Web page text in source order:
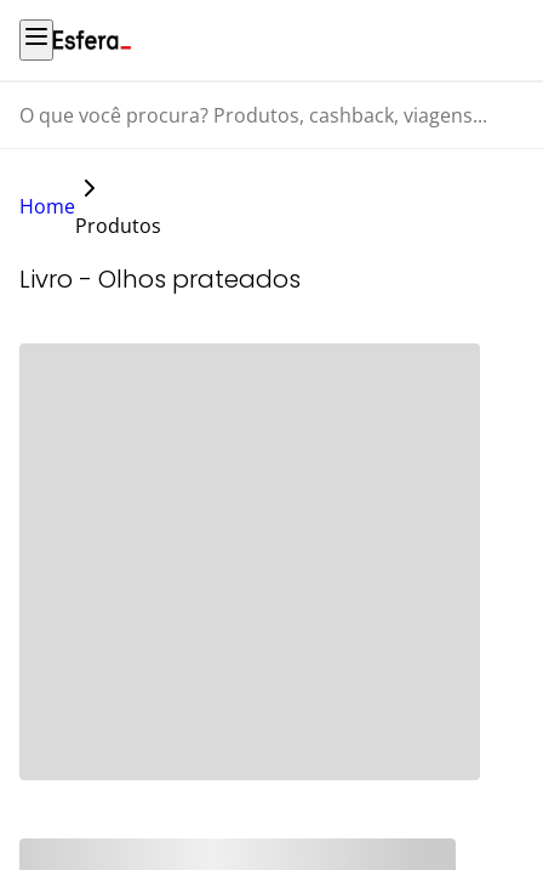
O que você procura? Produtos, cashback, viagens...
Home
Produtos
Livro - Olhos prateados